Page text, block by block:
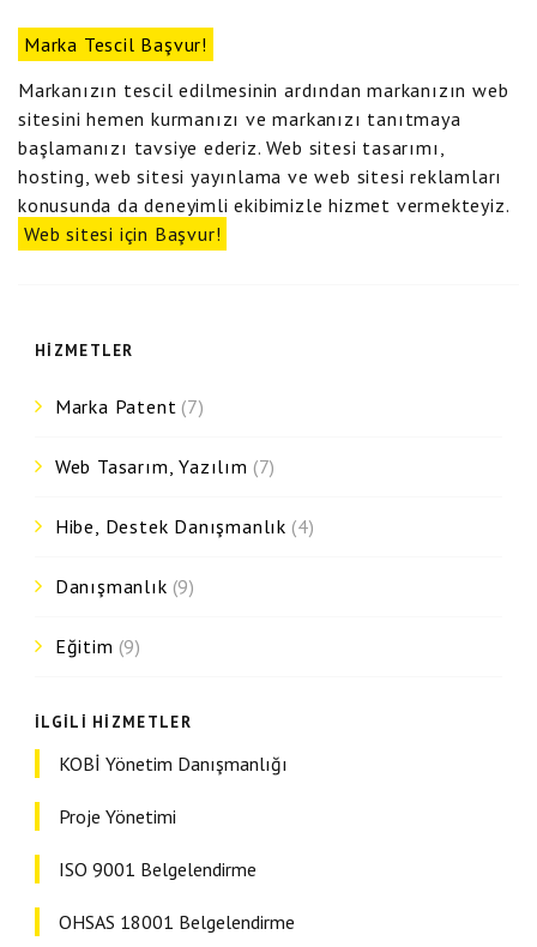
Marka Tescil Başvur!
Markanızın tescil edilmesinin ardından markanızın web
sitesini hemen kurmanızı ve markanızı tanıtmaya
başlamanızı tavsiye ederiz. Web sitesi tasarımı,
hosting, web sitesi yayınlama ve web sitesi reklamları
konusunda da deneyimli ekibimizle hizmet vermekteyiz.
Web sitesi için Başvur!
HIZMETLER
Marka Patent (7)
Web Tasarım, Yazılım (7)
Hibe, Destek Danışmanlık (4)
Danışmanlık (9)
Eğitim (9)
İLGILI HIZMETLER
KOBİ Yönetim Danışmanlığı
Proje Yönetimi
ISO 9001 Belgelendirme
OHSAS 18001 Belgelendirme